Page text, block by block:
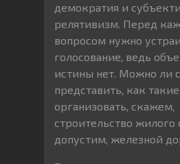
демократия и
релятивизм. Перед
вопросом нужно
голосование, ведь
истины нет. Можно ли
представить, как
организовать, скажем,
строительство жилого
допустим, железной